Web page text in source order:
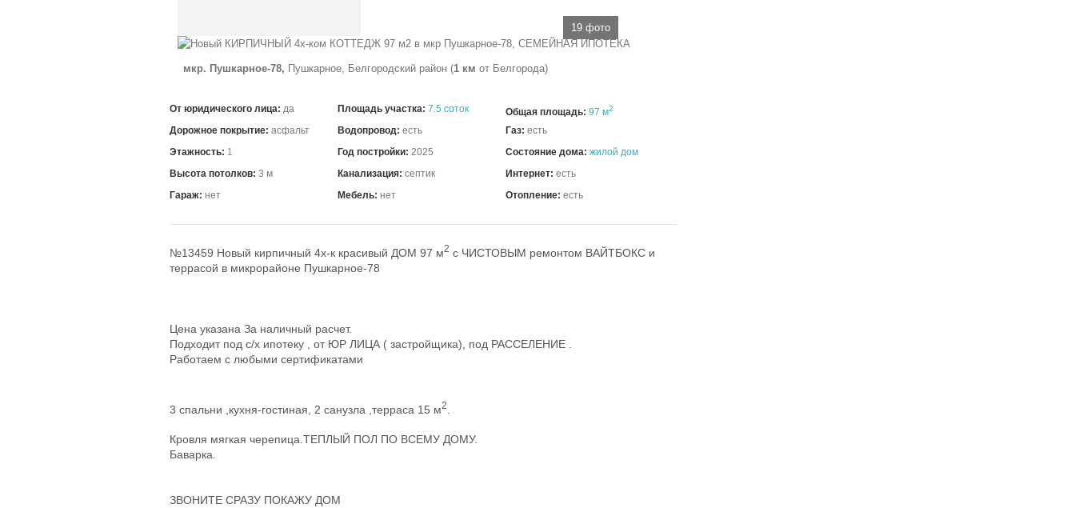
19 фото
мкр. Пушкарное-78, Пушкарное, Белгородский район (1 км от Белгорода)
От юридического лица: да Площадь участка: 7.5 соток Общая площадь: 97 м2
Дорожное покрытие: асфальт Водопровод: есть Газ: есть
Этажность: 1 Год постройки: 2025 Состояние дома: жилой дом
Высота потолков: 3 м Канализация: септик Интернет: есть
Гараж: нет Мебель: нет Отопление: есть
№13459 Новый кирпичный 4х-к красивый ДОМ 97 м2 с ЧИСТОВЫМ ремонтом ВАЙТБОКС и
террасой в микрорайоне Пушкарное-78
Цена указана За наличный расчет.
Подходит под с/х ипотеку , от ЮР ЛИЦА ( застройщика), под РАССЕЛЕНИЕ .
Работаем с любыми сертификатами
3 спальни ,кухня-гостиная, 2 санузла ,терраса 15 м2
Кровля мягкая черепица.ТЕПЛЫЙ ПОЛ ПО ВСЕМУ ДОМУ.
Баварка.
ЗВОНИТЕ СРАЗУ ПОКАЖУ ДОМ